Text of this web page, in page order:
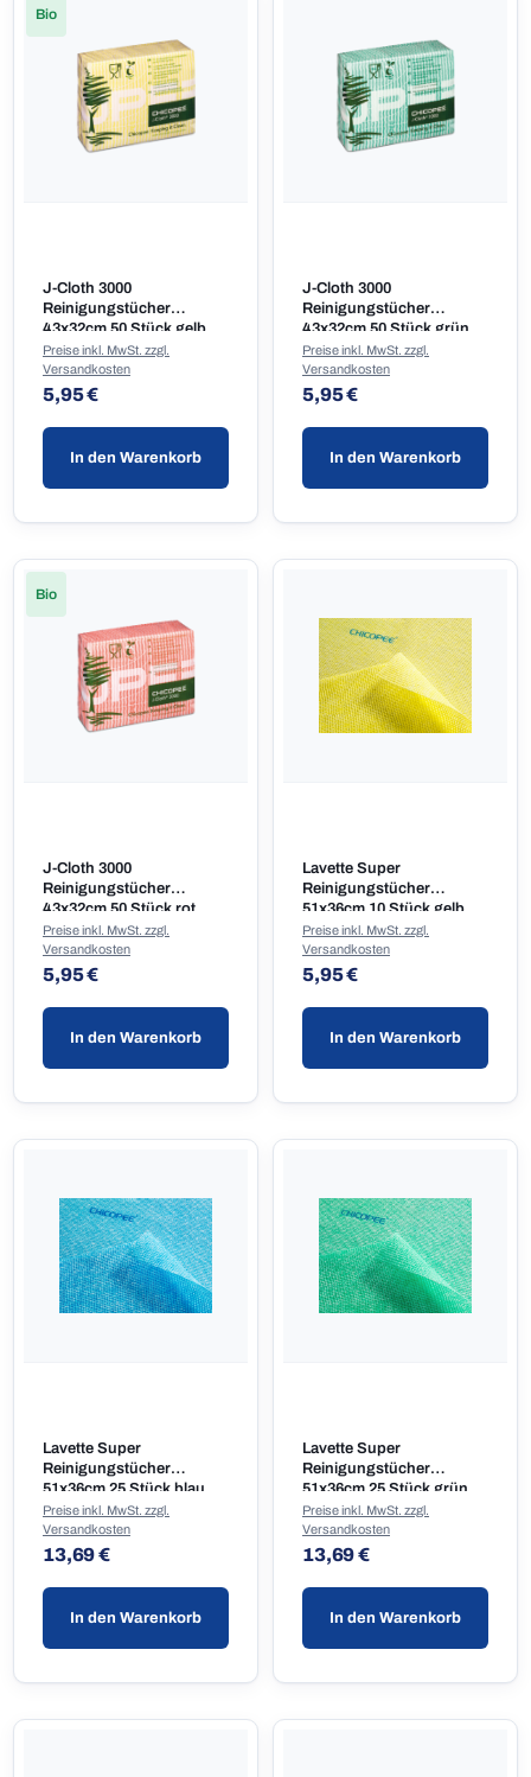
Bio
J-Cloth 3000
Reinigungstücher
43x32cm 50 Stück gelb
Regulärer Preis:
5,95 €
Preise inkl. MwSt. zzgl.
Versandkosten
In den Warenkorb
J-Cloth 3000
Reinigungstücher
43x32cm 50 Stück grün
Regulärer Preis:
5,95 €
Preise inkl. MwSt. zzgl.
Versandkosten
In den Warenkorb
Bio
J-Cloth 3000
Reinigungstücher
43x32cm 50 Stück rot
Regulärer Preis:
5,95 €
Preise inkl. MwSt. zzgl.
Versandkosten
In den Warenkorb
Lavette Super
Reinigungstücher
51x36cm 10 Stück gelb
Regulärer Preis:
5,95 €
Preise inkl. MwSt. zzgl.
Versandkosten
In den Warenkorb
Lavette Super
Reinigungstücher
51x36cm 25 Stück blau
Regulärer Preis:
13,69 €
Preise inkl. MwSt. zzgl.
Versandkosten
In den Warenkorb
Lavette Super
Reinigungstücher
51x36cm 25 Stück grün
Regulärer Preis:
13,69 €
Preise inkl. MwSt. zzgl.
Versandkosten
In den Warenkorb